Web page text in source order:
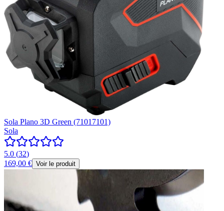
Sola Plano 3D Green (71017101)
Sola
5.0 (32)
169,00 € Voir le produit